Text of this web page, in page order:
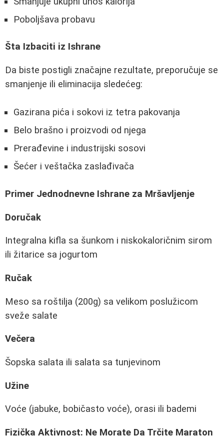
Poboljšava probavu
Šta Izbaciti iz Ishrane
Da biste postigli značajne rezultate, preporučuje se
smanjenje ili eliminacija sledećeg:
Gazirana pića i sokovi iz tetra pakovanja
Belo brašno i proizvodi od njega
Prerađevine i industrijski sosovi
Šećer i veštačka zaslađivača
Primer Jednodnevne Ishrane za Mršavljenje
Doručak
Integralna kifla sa šunkom i niskokaloričnim sirom
ili žitarice sa jogurtom
Ručak
Meso sa roštilja (200g) sa velikom poslužicom
sveže salate
Večera
Šopska salata ili salata sa tunjevinom
Užine
Voće (jabuke, bobičasto voće), orasi ili bademi
Fizička Aktivnost: Ne Morate Da Trčite Maraton